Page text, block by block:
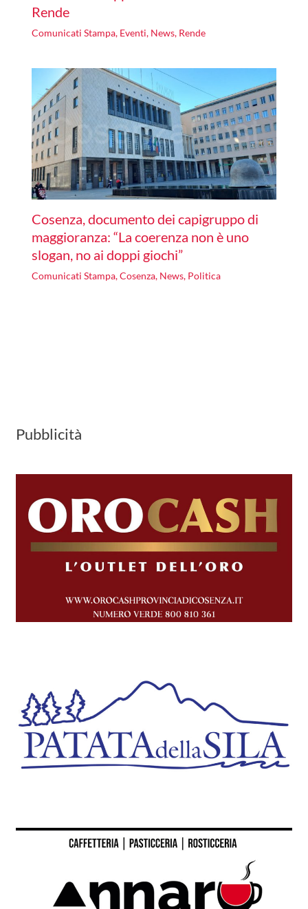
Rende
Comunicati Stampa, Eventi, News, Rende
Cosenza, documento dei capigruppo di
maggioranza: “La coerenza non è uno
slogan, no ai doppi giochi”
Comunicati Stampa,Cosenza, News, Politica
Pubblicità